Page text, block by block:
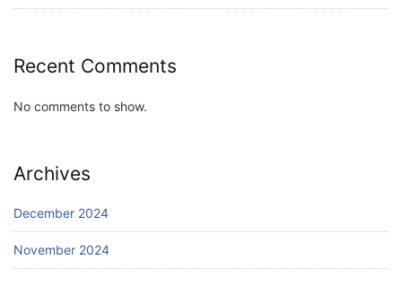
Recent Comments
No comments to show.
Archives
December 2024
November 2024